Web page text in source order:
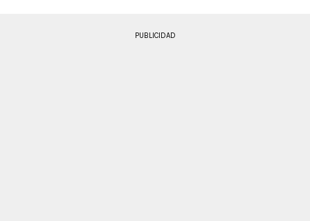
PUBLICIDAD